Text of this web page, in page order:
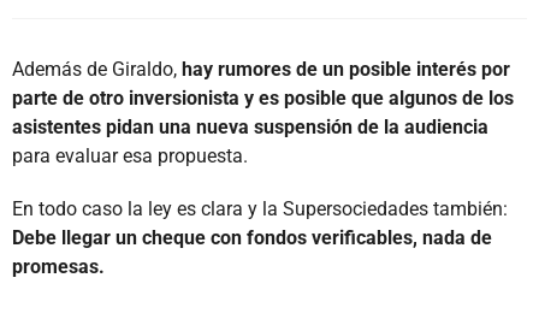
Además de Giraldo, hay rumores de un posible interés por
parte de otro inversionista y es posible que algunos de los
asistentes pidan una nueva suspensión de la audiencia
para evaluar esa propuesta.
En todo caso la ley es clara y la Supersociedades también:
Debe llegar un cheque con fondos verificables, nada de
promesas.